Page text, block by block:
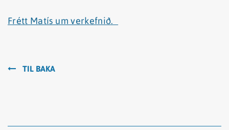
Frétt Matís um verkefnið.
TIL BAKA